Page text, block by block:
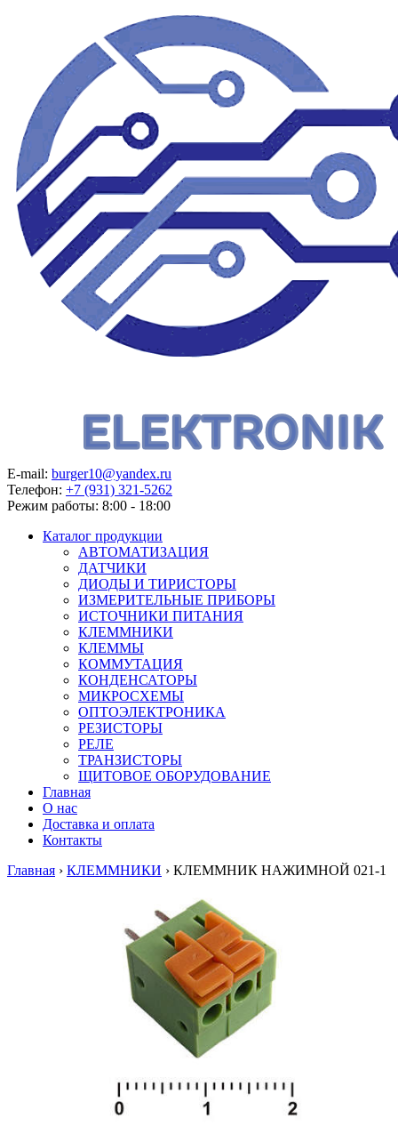
E-mail: burger10@yandex.ru
Телефон: +7 (931) 321-5262
Режим работы: 8:00 - 18:00
Каталог продукции
АВТОМАТИЗАЦИЯ
ДАТЧИКИ
ДИОДЫ И ТИРИСТОРЫ
ИЗМЕРИТЕЛЬНЫЕ ПРИБОРЫ
ИСТОЧНИКИ ПИТАНИЯ
КЛЕММНИКИ
КЛЕММЫ
КОММУТАЦИЯ
КОНДЕНСАТОРЫ
МИКРОСХЕМЫ
ОПТОЭЛЕКТРОНИКА
РЕЗИСТОРЫ
РЕЛЕ
ТРАНЗИСТОРЫ
ЩИТОВОЕ ОБОРУДОВАНИЕ
Главная
О нас
Доставка и оплата
Контакты
Главная › КЛЕММНИКИ › КЛЕММНИК НАЖИМНОЙ 021-1